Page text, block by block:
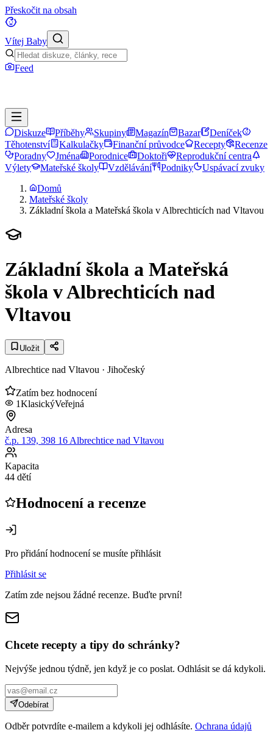
Přeskočit na obsah
Vítej Baby
Feed
Diskuze Příběhy Skupiny Magazín Bazar
Deníček
Těhotenství
Kalkulačky Finanční průvodce Recepty
Recenze
Poradny
Jména Porodnice Doktoři
Reprodukční centra
Výlety
Mateřské školy Vzdělávání Podniky
Uspávací zvuky
Domů
Mateřské školy
Základní škola a Mateřská škola v Albrechticích nad Vltavou
Základní škola a Mateřská
škola v Albrechticích nad
Vltavou
Uložit
Albrechtice nad Vltavou · Jihočeský
Zatím bez hodnocení
1KlasickýVeřejná
Adresa
č.p. 139, 398 16 Albrechtice nad Vltavou
Kapacita
44 dětí
Hodnocení a recenze
Pro přidání hodnocení se musíte přihlásit
Přihlásit se
Zatím zde nejsou žádné recenze. Buďte první!
Chcete recepty a tipy do schránky?
Nejvýše jednou týdně, jen když je co poslat. Odhlásit se dá kdykoli.
Odebírat
Odběr potvrdíte e-mailem a kdykoli jej odhlásíte. Ochrana údajů